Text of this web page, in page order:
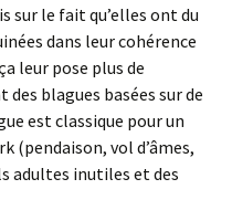
sur le fait qu’elles ont du
dans leur cohérence
leur pose plus de
blagues basées sur de
est classique pour un
(pendaison, vol d’âmes,
adultes inutiles et des